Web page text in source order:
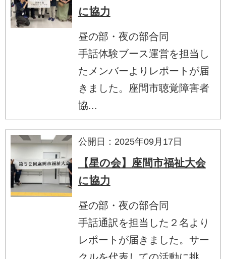
に協力
昼の部・夜の部合同
手話体験ブース運営を担当し
たメンバーよりレポートが届
きました。座間市聴覚障害者
協...
公開日：2025年09月17日
【星の会】座間市福祉大会
に協力
昼の部・夜の部合同
手話通訳を担当した２名より
レポートが届きました。サー